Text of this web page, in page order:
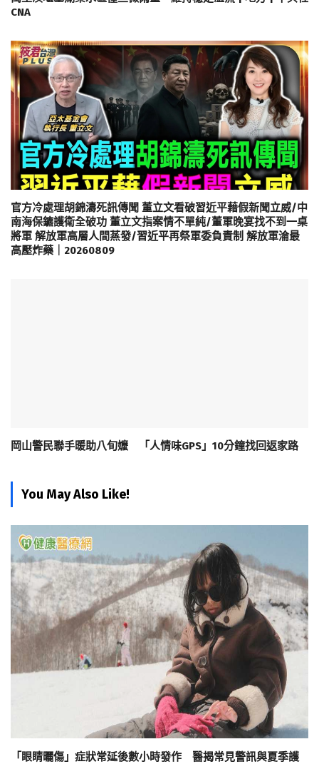
CNA
官方冷處理胡錦濤死訊傳聞 董立文看破習近平藉假新聞立威/中
南海保鑣護衛全破功 董立文指案情不單純/董軍晚宴找不到一桌
將軍 解放軍高層人間蒸發/習近平再祭軍委負責制 解放軍淪最
高壓炸藥｜20260809
岡山警民聯手暖助八旬嬤 「人情味GPS」10分鐘找回返家路
You May Also Like!
「眼睛曬傷」症狀常延後數小時發作 醫揭常見警訊與夏季護